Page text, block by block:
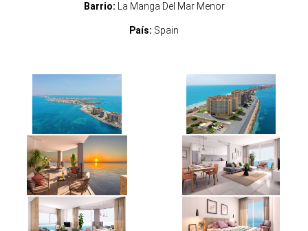
Barrio: La Manga Del Mar Menor
País: Spain